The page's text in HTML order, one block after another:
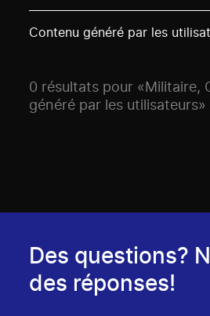
Contenu généré par les
0 résultats pour «Militaire,
généré par les utilisateurs»
Des questions?
des réponses!